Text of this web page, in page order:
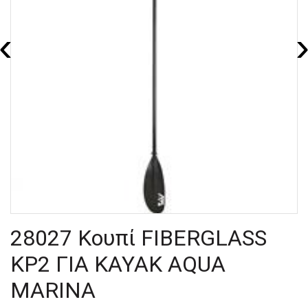
28027 Κουπί FIBERGLASS
KP2 ΓΙΑ KAYAK AQUA
MARINA